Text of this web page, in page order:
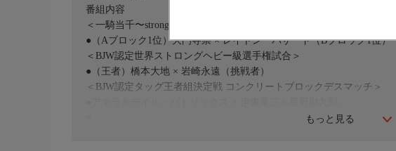
もっと見る
番組内容
＜一騎当千〜strong climb〜2025 優勝決定戦＞
●（Aブロック1位）大門寺崇 × レイトン・バザード（Bブロック1位）
＜BJW認定世界ストロングヘビー級選手権試合＞
●（王者）橋本大地 × 岩崎永遠（挑戦者）
＜BJW認定タッグ王者組決定戦 コンクリートブロックデスマッチ＞